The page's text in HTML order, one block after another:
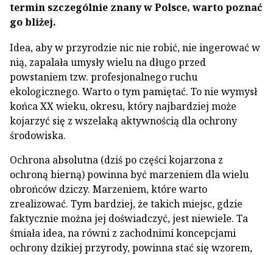
termin szczególnie znany w Polsce, warto poznać
go bliżej.
Idea, aby w przyrodzie nic nie robić, nie ingerować w
nią, zapalała umysły wielu na długo przed
powstaniem tzw. profesjonalnego ruchu
ekologicznego. Warto o tym pamiętać. To nie wymysł
końca XX wieku, okresu, który najbardziej może
kojarzyć się z wszelaką aktywnością dla ochrony
środowiska.
Ochrona absolutna (dziś po części kojarzona z
ochroną bierną) powinna być marzeniem dla wielu
obrońców dziczy. Marzeniem, które warto
zrealizować. Tym bardziej, że takich miejsc, gdzie
faktycznie można jej doświadczyć, jest niewiele. Ta
śmiała idea, na równi z zachodnimi koncepcjami
ochrony dzikiej przyrody, powinna stać się wzorem,